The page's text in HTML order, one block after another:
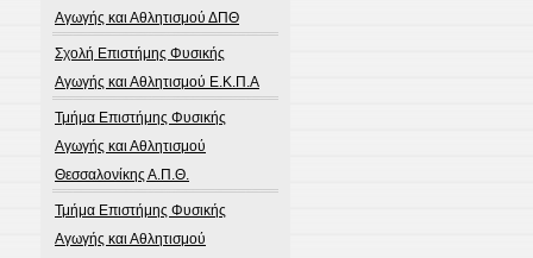
Αγωγής και Αθλητισμού ΔΠΘ
Σχολή Επιστήμης Φυσικής
Αγωγής και Αθλητισμού Ε.Κ.Π.Α
Τμήμα Επιστήμης Φυσικής
Αγωγής και Αθλητισμού
Θεσσαλονίκης Α.Π.Θ.
Τμήμα Επιστήμης Φυσικής
Αγωγής και Αθλητισμού